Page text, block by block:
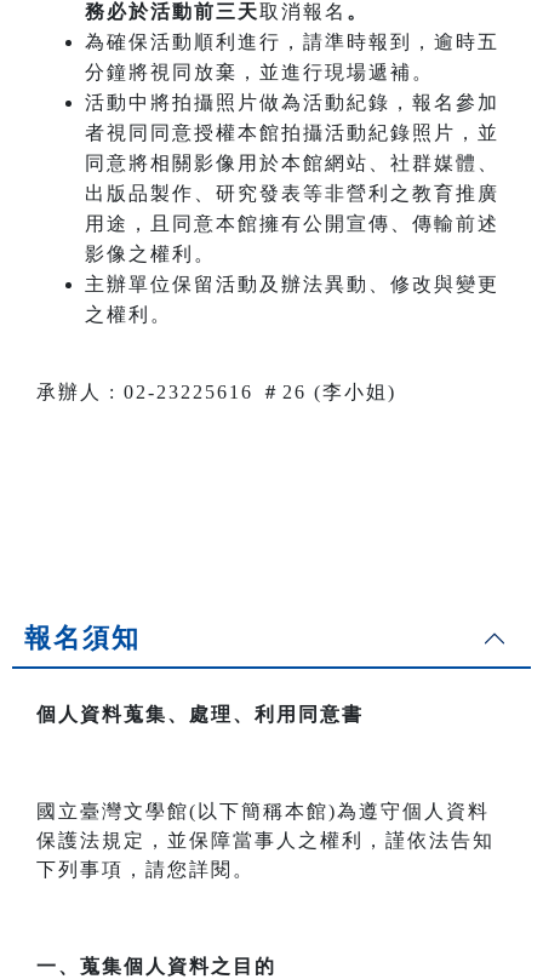
務必於活動前三天取消報名 。
為確保活動順利進行，請準時報到，逾時五
分鐘將視同放棄，並進行現場遞補。
活動中將拍攝照片做為活動紀錄，報名參加
者視同同意授權本館拍攝活動紀錄照片，並
同意將相關影像用於本館網站、社群媒體、
出版品製作、研究發表等非營利之教育推廣
用途，且同意本館擁有公開宣傳、傳輸前述
影像之權利。
主辦單位保留活動及辦法異動、修改與變更
之權利。
承辦人 : 02-23225616 ＃26 (李小姐)
報名須知
個人資料蒐集、處理、利用同意書
國立臺灣文學館(以下簡稱本館)為遵守個人資料
保護法規定，並保障當事人之權利，謹依法告知
下列事項，請您詳閱。
一、 蒐集個人資料之目的